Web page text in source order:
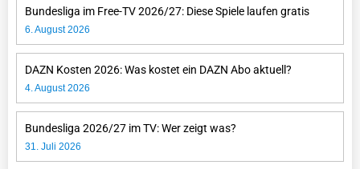
Bundesliga im Free-TV 2026/27: Diese Spiele laufen gratis
6. August 2026
DAZN Kosten 2026: Was kostet ein DAZN Abo aktuell?
4. August 2026
Bundesliga 2026/27 im TV: Wer zeigt was?
31. Juli 2026